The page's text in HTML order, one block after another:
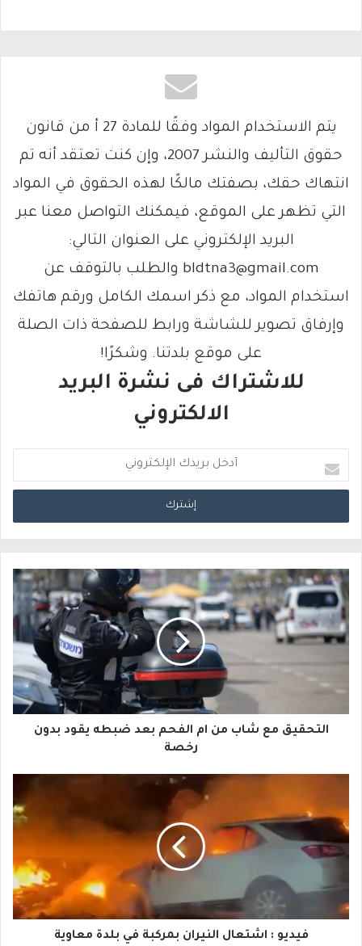
يتم الاستخدام المواد وفقًا للمادة 27 أ من قانون
حقوق التأليف والنشر 2007، وإن كنت تعتقد أنه تم
انتهاك حقك، بصفتك مالكًا لهذه الحقوق في المواد
التي تظهر على الموقع، فيمكنك التواصل معنا عبر
البريد الإلكتروني على العنوان التالي:
bldtna3@gmail.com والطلب بالتوقف عن
استخدام المواد، مع ذكر اسمك الكامل ورقم هاتفك
وإرفاق تصوير للشاشة ورابط للصفحة ذات الصلة
على موقع بلدتنا. وشكرًا!
للاشتراك فى نشرة البريد
الالكتروني
د
خ
ب
ر
ي
ك
ا
إ
ك
ت
و
التحقيق مع شاب من ام الفحم بعد ضبطه يقود بدون
رخصة
فيديو : اشتعال النيران بمركبة في بلدة معاوية